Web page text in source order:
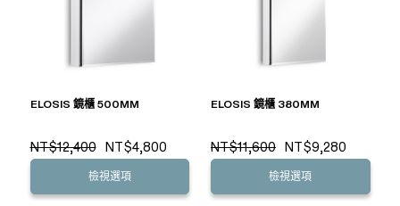
ELOSIS 鏡櫃 500MM
NT$12,400 NT$4,800
檢視選項
ELOSIS 鏡櫃 380MM
NT$11,600 NT$9,280
檢視選項